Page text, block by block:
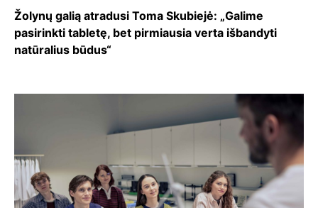
Žolynų galią atradusi Toma Skubiejė: „Galime
pasirinkti tabletę, bet pirmiausia verta išbandyti
natūralius būdus“